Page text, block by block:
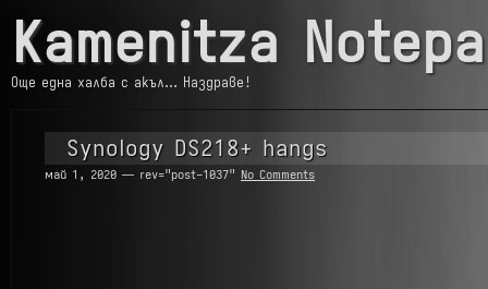
Kamenitza
Още една халба с акъл… Наздраве!
Synology DS218+ hangs
май 1, 2020 — rev="post-1037" No Comments